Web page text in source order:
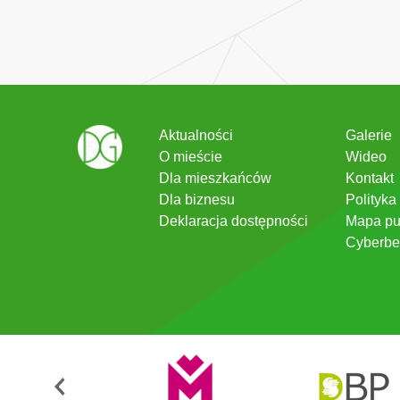
Aktualności
O mieście
Dla mieszkańców
Dla biznesu
Deklaracja dostępności
Galerie
Wideo
Kontakt
Mapa